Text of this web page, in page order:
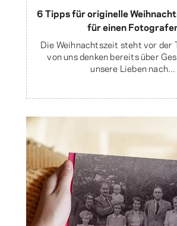
6 Tipps für originelle
für einen
Die Weihnachtszeit steht vor der
von uns denken bereits über
unsere Lieben nach...